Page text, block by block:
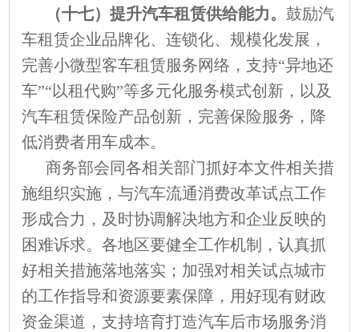
（十七）提升汽车租赁供给能力。鼓励汽
车租赁企业品牌化、连锁化、规模化发展，
完善小微型客车租赁服务网络，支持“异地还
车”“以租代购”等多元化服务模式创新，以及
汽车租赁保险产品创新，完善保险服务，降
低消费者用车成本。
商务部会同各相关部门抓好本文件相关措
施组织实施，与汽车流通消费改革试点工作
形成合力，及时协调解决地方和企业反映的
困难诉求。各地区要健全工作机制，认真抓
好相关措施落地落实；加强对相关试点城市
的工作指导和资源要素保障，用好现有财政
资金渠道，支持培育打造汽车后市场服务消